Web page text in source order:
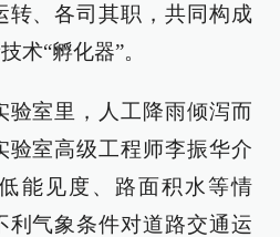
转、各司其职，共同构成
术“孵化器”。
验室里，人工降雨倾泻而
验室高级工程师李振华介
能见度、路面积水等情
利气象条件对道路交通运